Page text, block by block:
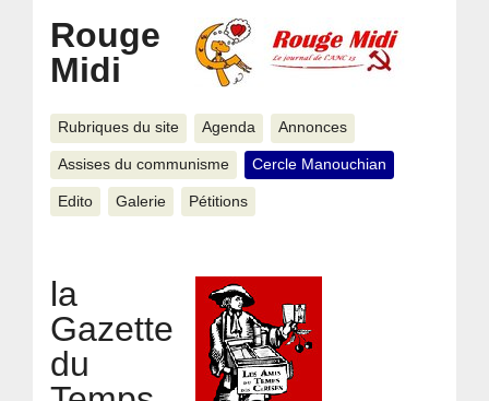
Rouge
Midi
Rubriques du site Agenda Annonces
Assises du communisme Cercle Manouchian
Edito Galerie Pétitions
la
Gazette
du